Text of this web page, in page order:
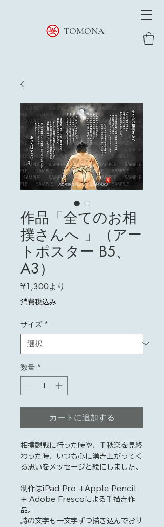
TOMONA
作品「全てのお相
撲さんへ 」（アー
トポスター B5、
A3）
¥1,300より
格
消費税込み
サイズ *
数量 *
カートに追加する
相撲観戦に行った時や、千秋楽を見終
わった時、いつも心に湧き上がってく
る思いをメッセージと絵にしました。
制作はiPad Pro +Apple Pencil
+ Adobe Frescoによる手描き作
品。
詩の文字も一文字ずつ描き込んでおり